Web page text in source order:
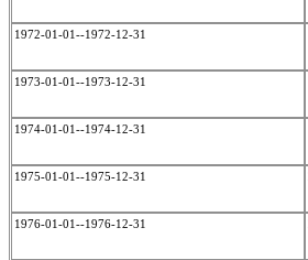
1972-01-01--1972-12-31
1973-01-01--1973-12-31
1974-01-01--1974-12-31
1975-01-01--1975-12-31
1976-01-01--1976-12-31